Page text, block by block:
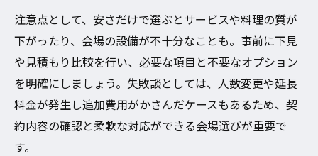
注意点として、安さだけで選ぶとサービスや料理の質が
下がったり、会場の設備が不十分なことも。事前に下見
や見積もり比較を行い、必要な項目と不要なオプション
を明確にしましょう。失敗談としては、人数変更や延長
料金が発生し追加費用がかさんだケースもあるため、契
約内容の確認と柔軟な対応ができる会場選びが重要で
す。